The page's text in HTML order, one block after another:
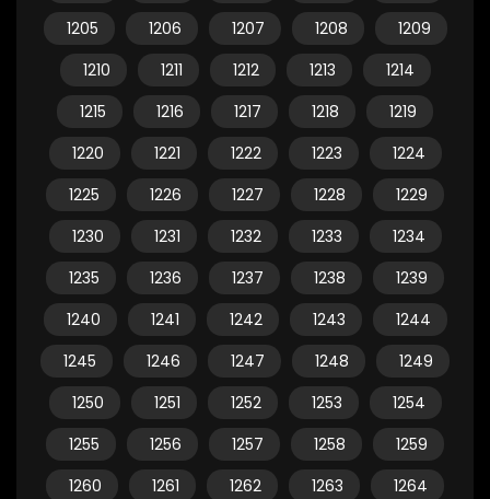
1205
1206 1207 1208
1209
1210
1211 1212 1213
1214
1215
1216 1217 1218
1219
1220
1221 1222 1223
1224
1225
1226 1227 1228
1229
1230
1231 1232 1233
1234
1235
1236 1237 1238
1239
1240
1241 1242 1243
1244
1245
1246 1247 1248
1249
1250
1251 1252 1253
1254
1255
1256 1257 1258
1259
1260
1261 1262 1263
1264